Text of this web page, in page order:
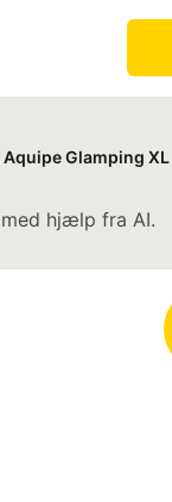
Aquipe Glamping
hjælp fra AI.